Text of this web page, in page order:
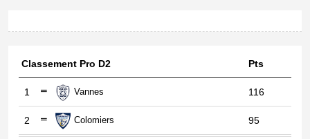
Classement Pro D2 Pts
1 Vannes 116
2 Colomiers 95